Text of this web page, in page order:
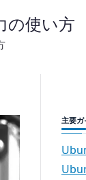
の使い方
主要ガ